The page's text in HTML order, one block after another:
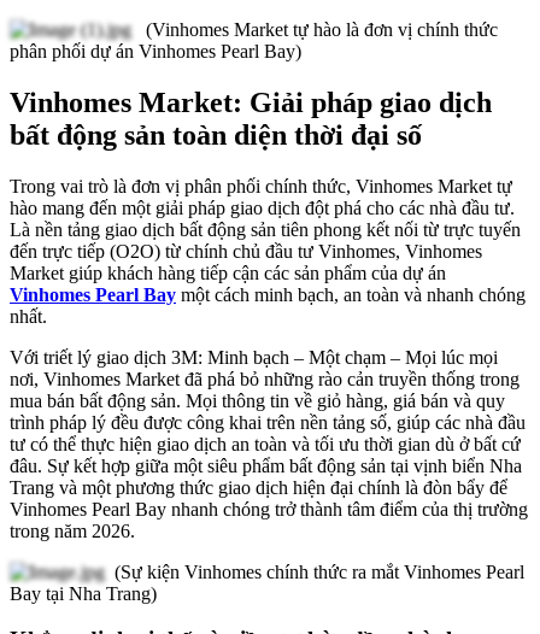
(Vinhomes Market tự hào là đơn vị chính thức
phân phối dự án Vinhomes Pearl Bay)
Vinhomes Market: Giải pháp giao dịch
bất động sản toàn diện thời đại số
Trong vai trò là đơn vị phân phối chính thức, Vinhomes Market tự
hào mang đến một giải pháp giao dịch đột phá cho các nhà đầu tư.
Là nền tảng giao dịch bất động sản tiên phong kết nối từ trực tuyến
đến trực tiếp (O2O) từ chính chủ đầu tư Vinhomes, Vinhomes
Market giúp khách hàng tiếp cận các sản phẩm của dự án
Vinhomes Pearl Bay một cách minh bạch, an toàn và nhanh chóng
nhất.
Với triết lý giao dịch 3M: Minh bạch – Một chạm – Mọi lúc mọi
nơi, Vinhomes Market đã phá bỏ những rào cản truyền thống trong
mua bán bất động sản. Mọi thông tin về giỏ hàng, giá bán và quy
trình pháp lý đều được công khai trên nền tảng số, giúp các nhà đầu
tư có thể thực hiện giao dịch an toàn và tối ưu thời gian dù ở bất cứ
đâu. Sự kết hợp giữa một siêu phẩm bất động sản tại vịnh biển Nha
Trang và một phương thức giao dịch hiện đại chính là đòn bẩy để
Vinhomes Pearl Bay nhanh chóng trở thành tâm điểm của thị trường
trong năm 2026.
(Sự kiện Vinhomes chính thức ra mắt Vinhomes Pearl
Bay tại Nha Trang)